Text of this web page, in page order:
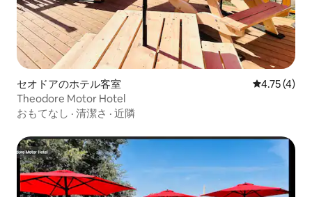
セオドアのホテル客室 レビュー4
4.75 (4)
Theodore Motor Hotel
おもてなし · 清潔さ · 近隣